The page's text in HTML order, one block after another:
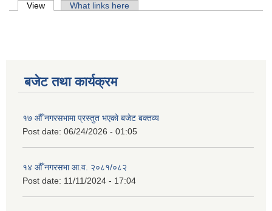
Primary tabs
View (active tab)What links here
बजेट तथा कार्यक्रम
१७ औँ नगरसभामा प्रस्तुत भएको बजेट बक्तव्य
Post date: 06/24/2026 - 01:05
१४ औँ नगरसभा आ.व. २०८१/०८२
Post date: 11/11/2024 - 17:04